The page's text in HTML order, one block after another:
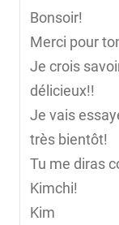
Bonsoir!
Merci pour
Je crois
délicieux!!
Je vais
très bientôt!
Tu me diras
Kimchi!
Kim